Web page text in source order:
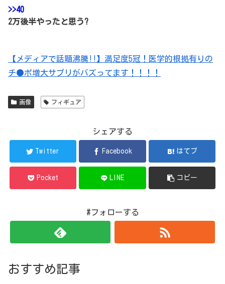
>>40
2万後半やったと思う?
【メディアで話題沸騰!!】満足度5冠！医学的根拠有りの
チ●ポ増大サプリがバズってます！！！！
画像 フィギュア
シェアする
Twitter Facebook はてブ
Pocket LINE コピー
#フォローする
おすすめ記事